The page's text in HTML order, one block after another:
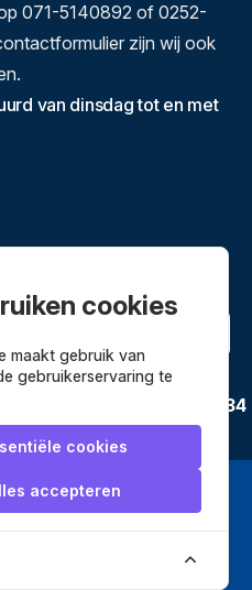
071-5140892 of 0252-
zijn wij ook
van dinsdag tot en met
ontbinden
bijWebwinkel
3634
webshop van
cookies
maakt gebruik van
gebruikerservaring te
cookies
accepteren